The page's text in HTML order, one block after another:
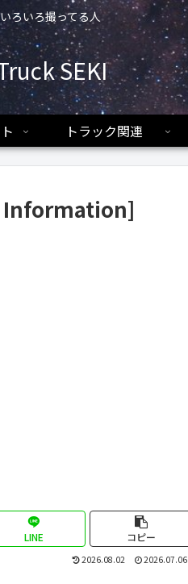
ろいろ撮ってる人
SEKI
トラック関連
Information]
LINE コピー
2026.08.02 2026.07.06